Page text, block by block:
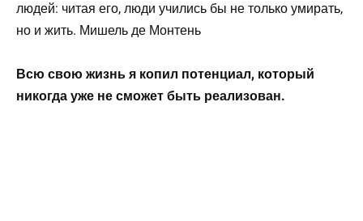
людей: читая его, люди учились бы не только умирать,
но и жить. Мишель де Монтень
Всю свою жизнь я копил потенциал, который
никогда уже не сможет быть реализован.